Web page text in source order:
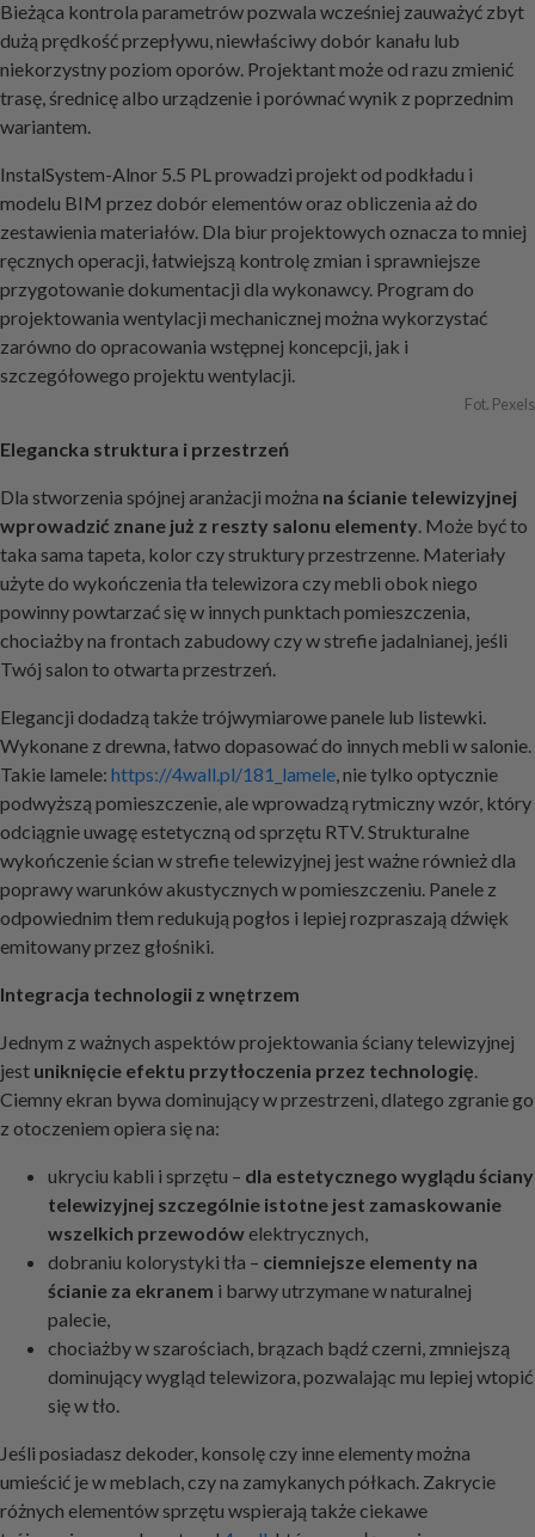
Bieżąca kontrola parametrów pozwala wcześniej zauważyć zbyt
dużą prędkość przepływu, niewłaściwy dobór kanału lub
niekorzystny poziom oporów. Projektant może od razu zmienić
trasę, średnicę albo urządzenie i porównać wynik z poprzednim
wariantem.
InstalSystem-Alnor 5.5 PL prowadzi projekt od podkładu i
modelu BIM przez dobór elementów oraz obliczenia aż do
zestawienia materiałów. Dla biur projektowych oznacza to mniej
ręcznych operacji, łatwiejszą kontrolę zmian i sprawniejsze
przygotowanie dokumentacji dla wykonawcy. Program do
projektowania wentylacji mechanicznej można wykorzystać
zarówno do opracowania wstępnej koncepcji, jak i
szczegółowego projektu wentylacji.
Fot. Pexels
Elegancka struktura i przestrzeń
Dla stworzenia spójnej aranżacji można na ścianie telewizyjnej
wprowadzić znane już z reszty salonu elementy. Może być to
taka sama tapeta, kolor czy struktury przestrzenne. Materiały
użyte do wykończenia tła telewizora czy mebli obok niego
powinny powtarzać się w innych punktach pomieszczenia,
chociażby na frontach zabudowy czy w strefie jadalnianej, jeśli
Twój salon to otwarta przestrzeń.
Elegancji dodadzą także trójwymiarowe panele lub listewki.
Wykonane z drewna, łatwo dopasować do innych mebli w salonie.
Takie lamele: https://4wall.pl/181_lamele, nie tylko optycznie
podwyższą pomieszczenie, ale wprowadzą rytmiczny wzór, który
odciągnie uwagę estetyczną od sprzętu RTV. Strukturalne
wykończenie ścian w strefie telewizyjnej jest ważne również dla
poprawy warunków akustycznych w pomieszczeniu. Panele z
odpowiednim tłem redukują pogłos i lepiej rozpraszają dźwięk
emitowany przez głośniki.
Integracja technologii z wnętrzem
Jednym z ważnych aspektów projektowania ściany telewizyjnej
jest uniknięcie efektu przytłoczenia przez technologię.
Ciemny ekran bywa dominujący w przestrzeni, dlatego zgranie go
z otoczeniem opiera się na:
ukryciu kabli i sprzętu – dla estetycznego wyglądu ściany
telewizyjnej szczególnie istotne jest zamaskowanie
wszelkich przewodówelektrycznych,
dobraniu kolorystyki tła – ciemniejsze elementy na
ścianie za ekranem i barwy utrzymane w naturalnej
palecie,
chociażby w szarościach, brązach bądź czerni, zmniejszą
dominujący wygląd telewizora, pozwalając mu lepiej wtopić
się w tło.
Jeśli posiadasz dekoder, konsolę czy inne elementy można
umieścić je w meblach, czy na zamykanych półkach. Zakrycie
różnych elementów sprzętu wspierają także ciekawe